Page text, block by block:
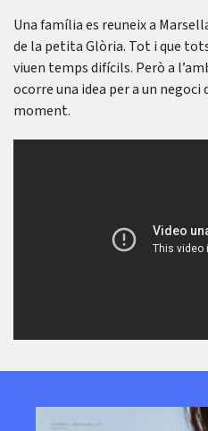
Una família es reuneix a
de la petita Glòria. Tot i que
viuen temps difícils. Però a
ocorre una idea per a un
moment.